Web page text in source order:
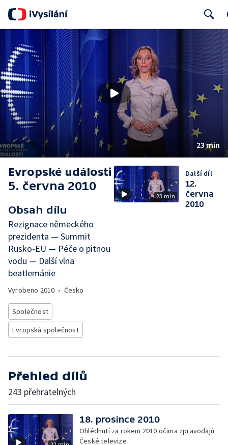
23 min
Evropské události
5. června 2010
Obsah dílu
Rezignace německého
prezidenta — Summit
Rusko-EU — Péče o pitnou
vodu — Další vlna
beatlemánie
Vyrobeno 2010 • Česko
Společnost
Evropská společnost
23 min
Další díl
12.
června
2010
Přehled dílů
243 přehratelných
18. prosince 2010
Ohlédnutí za rokem 2010 očima zpravodajů
České televize